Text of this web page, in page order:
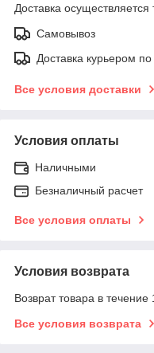
Доставка осуществляется
Самовывоз
Доставка курьером
Все условия доставки
Условия оплаты
Наличными
Безналичный расчет
Все условия оплаты
Условия возврата
Возврат товара в течение
Все условия возврата